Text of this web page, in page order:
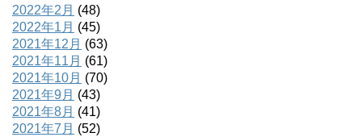
2022年2月 (48)
2022年1月 (45)
2021年12月 (63)
2021年11月 (61)
2021年10月 (70)
2021年9月 (43)
2021年8月 (41)
2021年7月 (52)